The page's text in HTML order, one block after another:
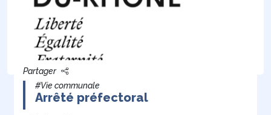
Partager
#Vie communale
Arrêté préfectoral